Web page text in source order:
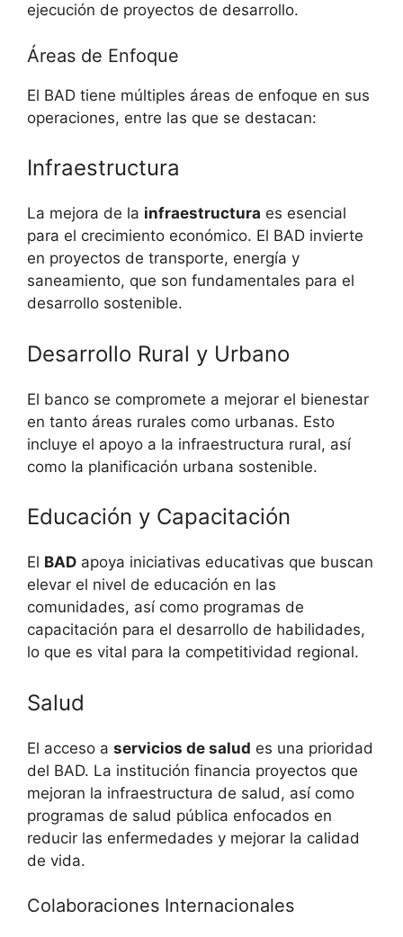
ejecución de proyectos de desarrollo.
Áreas de Enfoque
El BAD tiene múltiples áreas de enfoque en sus
operaciones, entre las que se destacan:
Infraestructura
La mejora de la infraestructura es esencial
para el crecimiento económico. El BAD invierte
en proyectos de transporte, energía y
saneamiento, que son fundamentales para el
desarrollo sostenible.
Desarrollo Rural y Urbano
El banco se compromete a mejorar el bienestar
en tanto áreas rurales como urbanas. Esto
incluye el apoyo a la infraestructura rural, así
como la planificación urbana sostenible.
Educación y Capacitación
El BAD apoya iniciativas educativas que buscan
elevar el nivel de educación en las
comunidades, así como programas de
capacitación para el desarrollo de habilidades,
lo que es vital para la competitividad regional.
Salud
El acceso a servicios de salud es una prioridad
del BAD. La institución financia proyectos que
mejoran la infraestructura de salud, así como
programas de salud pública enfocados en
reducir las enfermedades y mejorar la calidad
de vida.
Colaboraciones Internacionales